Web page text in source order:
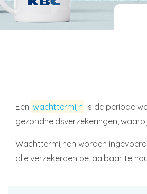
Een wachttermijn is de periode
gezondheidsverzekeringen,
Wachttermijnen worden
alle verzekerden betaalbaar te